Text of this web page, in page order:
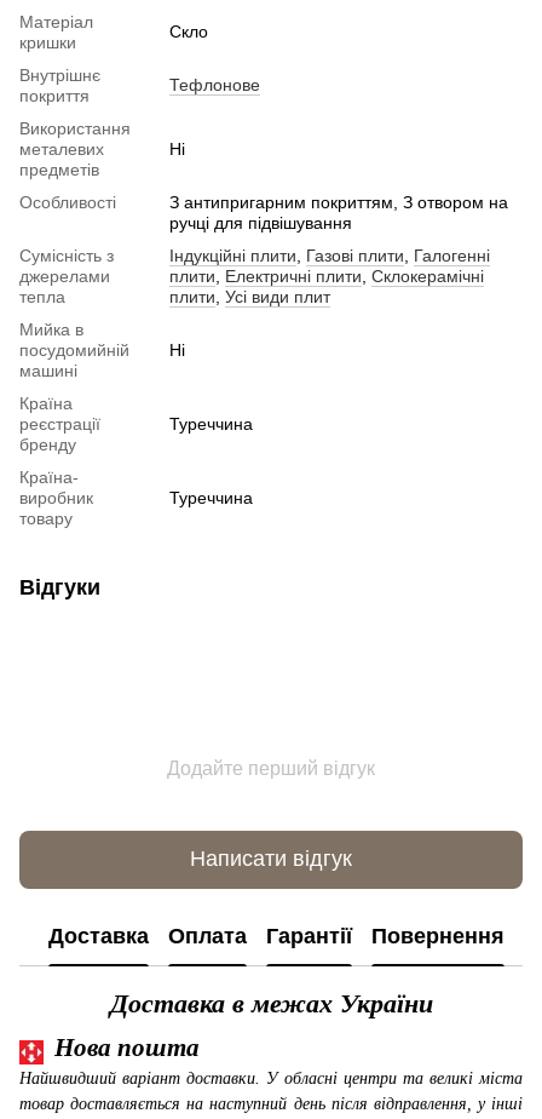
Матеріал
кришки
Скло
Внутрішнє
покриття
Тефлонове
Використання
металевих
предметів
Ні
Особливості
З антипригарним покриттям, З отвором на
ручці для підвішування
Сумісність з
джерелами
тепла
Індукційні плити Газові плити
Галогенні
плити
Електричні плити Склокерамічні
плити Усі види плит
Мийка в
посудомийній
машині
Ні
Країна
реєстрації
бренду
Туреччина
Країна-
виробник
товару
Туреччина
Відгуки
Додайте перший відгук
Написати відгук
Доставка Оплата Гарантії Повернення
Доставка в межах України
Нова пошта
Найшвидший варіант доставки. У обласні центри та великі міста
товар доставляється на наступний день після відправлення, у інші